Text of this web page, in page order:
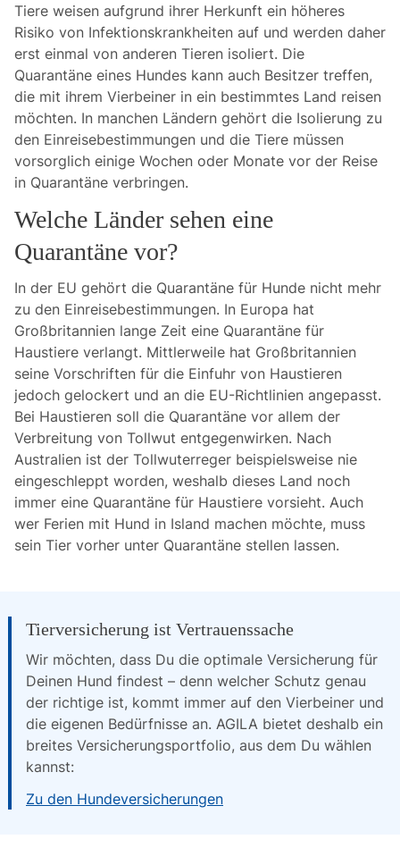
Tiere weisen aufgrund ihrer Herkunft ein höheres
Risiko von Infektionskrankheiten auf und werden daher
erst einmal von anderen Tieren isoliert. Die
Quarantäne eines Hundes kann auch Besitzer treffen,
die mit ihrem Vierbeiner in ein bestimmtes Land reisen
möchten. In manchen Ländern gehört die Isolierung zu
den Einreisebestimmungen und die Tiere müssen
vorsorglich einige Wochen oder Monate vor der Reise
in Quarantäne verbringen.
Welche Länder sehen eine
Quarantäne vor?
In der EU gehört die Quarantäne für Hunde nicht mehr
zu den Einreisebestimmungen. In Europa hat
Großbritannien lange Zeit eine Quarantäne für
Haustiere verlangt. Mittlerweile hat Großbritannien
seine Vorschriften für die Einfuhr von Haustieren
jedoch gelockert und an die EU-Richtlinien angepasst.
Bei Haustieren soll die Quarantäne vor allem der
Verbreitung von Tollwut entgegenwirken. Nach
Australien ist der Tollwuterreger beispielsweise nie
eingeschleppt worden, weshalb dieses Land noch
immer eine Quarantäne für Haustiere vorsieht. Auch
wer Ferien mit Hund in Island machen möchte, muss
sein Tier vorher unter Quarantäne stellen lassen.
Tierversicherung ist Vertrauenssache
Wir möchten, dass Du die optimale Versicherung für
Deinen Hund findest – denn welcher Schutz genau
der richtige ist, kommt immer auf den Vierbeiner und
die eigenen Bedürfnisse an. AGILA bietet deshalb ein
breites Versicherungsportfolio, aus dem Du wählen
kannst:
Zu den Hundeversicherungen